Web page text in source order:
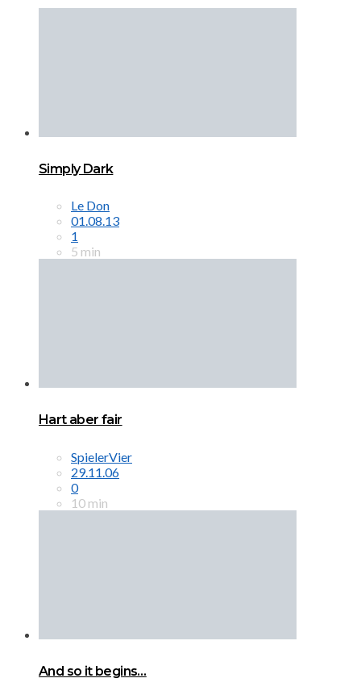
Simply Dark
Le Don
01.08.13
1
5 min
Hart aber fair
SpielerVier
29.11.06
0
10 min
And so it begins…